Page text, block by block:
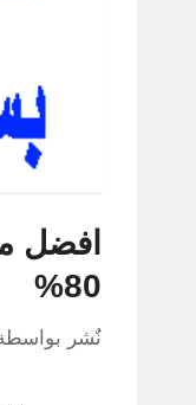
افضل
80%
نٌشر